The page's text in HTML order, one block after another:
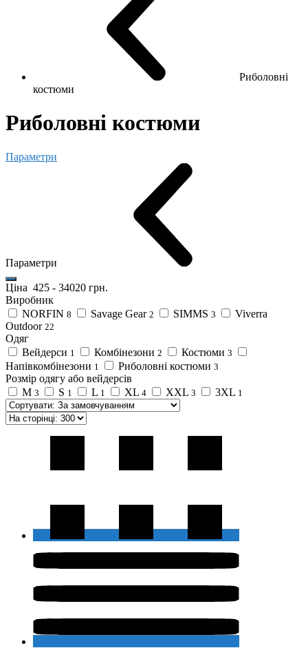
Риболовні
костюми
Риболовні костюми
Параметри
Параметри
Ціна 425 - 34020 грн.
Виробник
NORFIN 8 Savage Gear 2 SIMMS 3
Viverra
Outdoor 22
Одяг
Вейдерси 1 Комбінезони 2 Костюми 3
Напівкомбінезони 1 Риболовні костюми 3
Розмір одягу або вейдерсів
M 3 S 1 L 1 XL 4 XXL 3 3XL 1